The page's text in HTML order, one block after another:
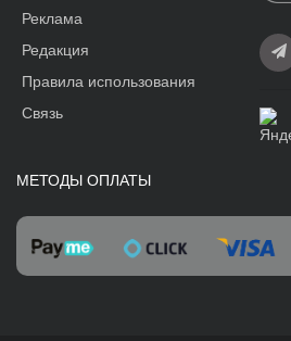
Реклама
Редакция
Правила использования
Связь
МЕТОДЫ ОПЛАТЫ